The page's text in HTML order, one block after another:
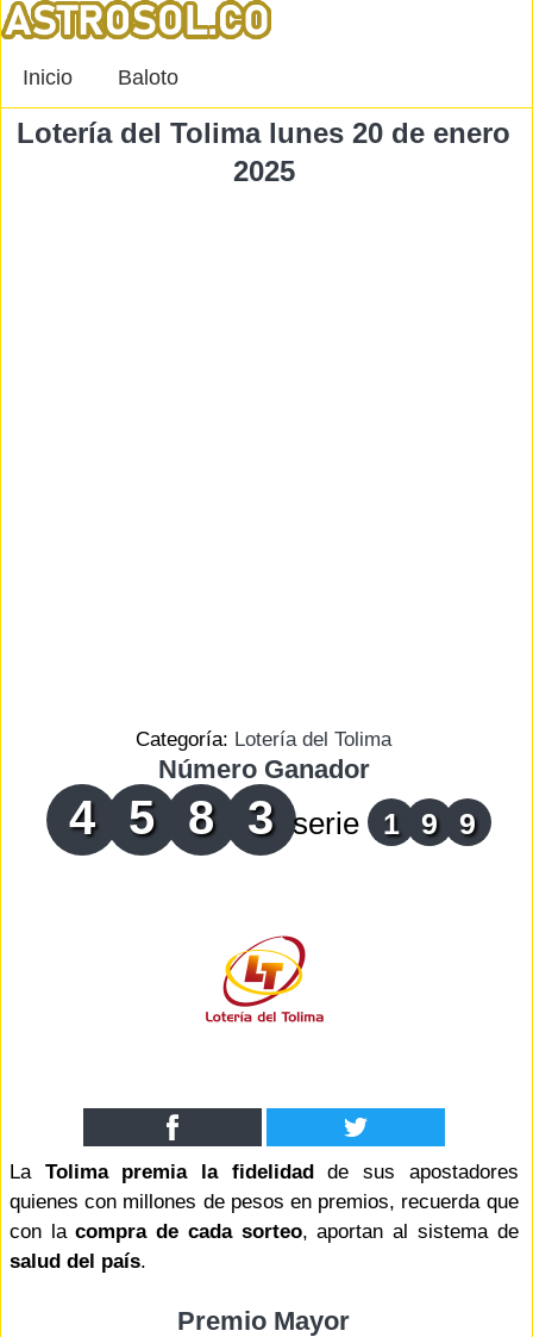
Inicio Baloto
Lotería del Tolima lunes 20 de enero
2025
Categoría: Lotería del Tolima
Número Ganador
4 5 8 3 serie 1 9 9
La Tolima premia la fidelidadde sus apostadores
quienes con millones de pesos en premios, recuerda que
con lacompra de cada sorteo, aportan al sistema de
salud del país.
Premio Mayor